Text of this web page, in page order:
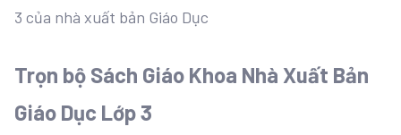
3 của nhà xuất bản Giáo Dục
Trọn bộ Sách Giáo Khoa Nhà Xuất Bản
Giáo Dục Lớp 3